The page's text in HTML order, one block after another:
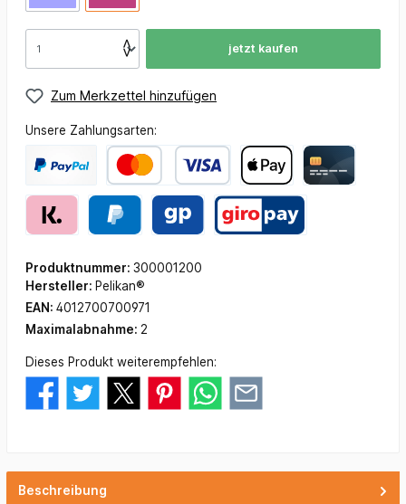
jetzt kaufen
Zum Merkzettel hinzufügen
Unsere Zahlungsarten:
Produktnummer: 300001200
Hersteller: Pelikan®
EAN: 4012700700971
Maximalabnahme: 2
Dieses Produkt weiterempfehlen:
Beschreibung